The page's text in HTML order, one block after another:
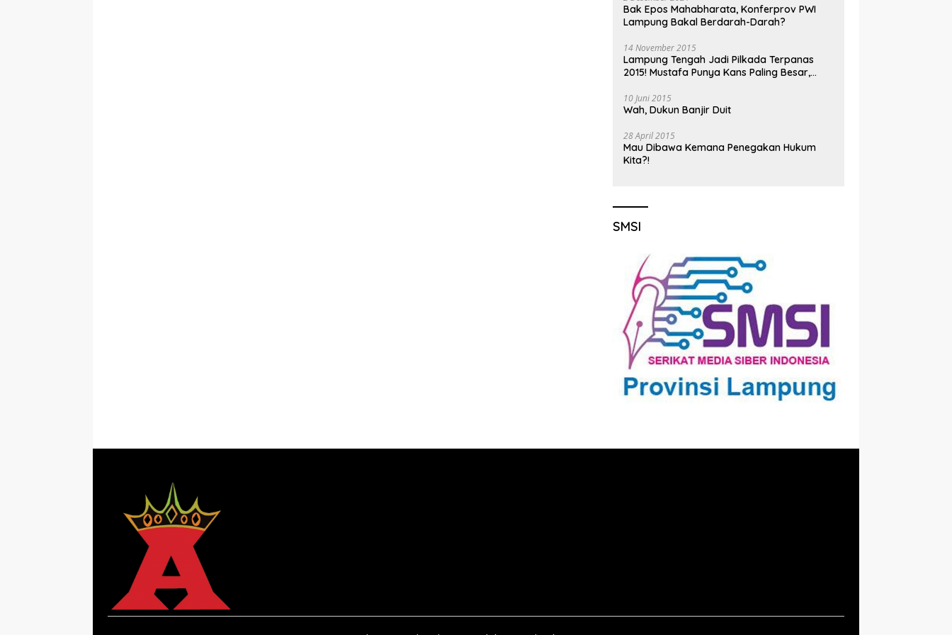
Bak Epos Mahabharata, Konferprov PWI
Lampung Bakal Berdarah-Darah?
14 November 2015
Lampung Tengah Jadi Pilkada Terpanas
2015! Mustafa Punya Kans Paling Besar,
10 Juni 2015
Wah, Dukun Banjir Duit
28 April 2015
Mau Dibawa Kemana Penegakan Hukum
Kita?!
SMSI